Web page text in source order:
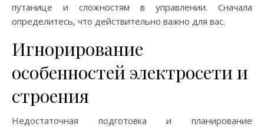
путанице и сложностям в управлении. Сначала
определитесь, что действительно важно для вас.
Игнорирование
особенностей электросети и
строения
Недостаточная подготовка и планирование